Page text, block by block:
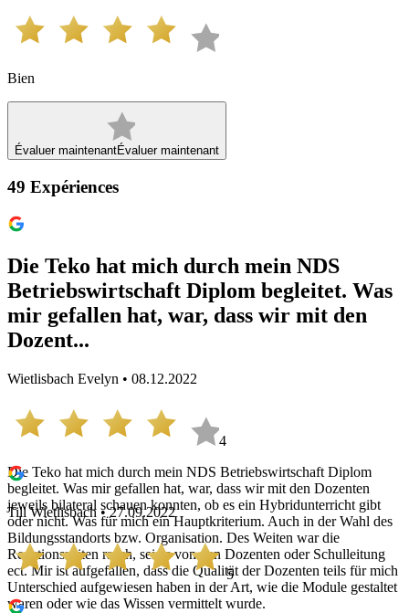
Bien
Évaluer maintenantÉvaluer maintenant
49 Expériences
Die Teko hat mich durch mein NDS
Betriebswirtschaft Diplom begleitet. Was
mir gefallen hat, war, dass wir mit den
Dozent...
Wietlisbach Evelyn • 08.12.2022
4
Die Teko hat mich durch mein NDS Betriebswirtschaft Diplom
begleitet. Was mir gefallen hat, war, dass wir mit den Dozenten
jeweils bilateral schauen konnten, ob es ein Hybridunterricht gibt
oder nicht. Was für mich ein Hauptkriterium. Auch in der Wahl des
Bildungsstandorts bzw. Organisation. Des Weiten war die
Reaktionszeiten rasch, sei es von den Dozenten oder Schulleitung
ect. Mir ist aufgefallen, dass die Qualität der Dozenten teils für mich
Unterschied aufgewiesen haben in der Art, wie die Module gestaltet
waren oder wie das Wissen vermittelt wurde.
Till Wietlisbach • 27.09.2022
5